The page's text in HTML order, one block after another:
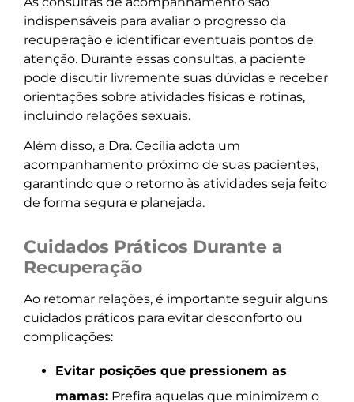
indispensáveis para avaliar o progresso da
recuperação e identificar eventuais pontos de
atenção. Durante essas consultas, a paciente
pode discutir livremente suas dúvidas e receber
orientações sobre atividades físicas e rotinas,
incluindo relações sexuais.
Além disso, a Dra. Cecília adota um
acompanhamento próximo de suas pacientes,
garantindo que o retorno às atividades seja feito
de forma segura e planejada.
Cuidados Práticos Durante a
Recuperação
Ao retomar relações, é importante seguir alguns
cuidados práticos para evitar desconforto ou
complicações:
Evitar posições que pressionem as
mamas: Prefira aquelas que minimizem o